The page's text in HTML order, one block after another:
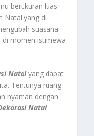
berukuran luas
Natal yang di
suasana
di momen istimewa
Natalyang dapat
Tentunya ruang
nyaman dengan
Natal.